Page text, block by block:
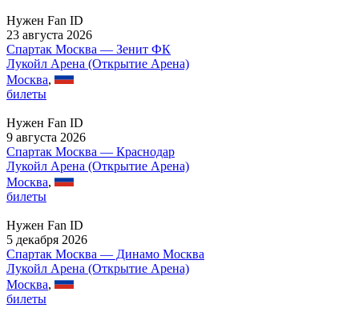
Нужен Fan ID
23 августа 2026
Спартак Москва — Зенит ФК
Лукойл Арена (Открытие Арена)
Москва,
билеты
Нужен Fan ID
9 августа 2026
Спартак Москва — Краснодар
Лукойл Арена (Открытие Арена)
Москва,
билеты
Нужен Fan ID
5 декабря 2026
Спартак Москва — Динамо Москва
Лукойл Арена (Открытие Арена)
Москва,
билеты